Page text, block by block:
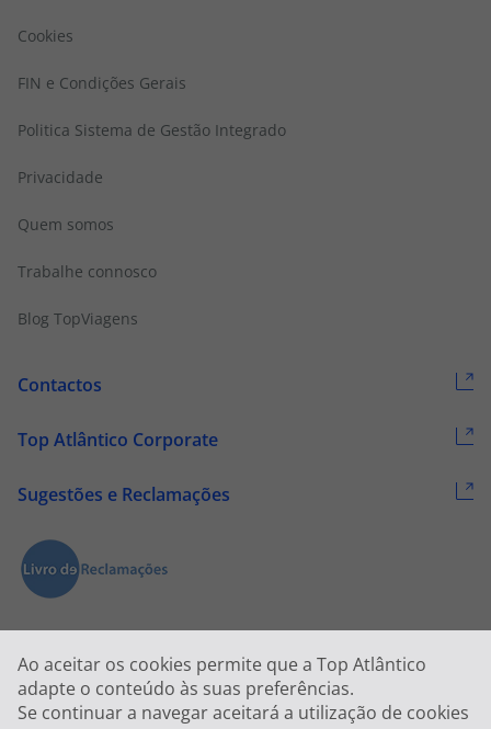
Ao aceitar os cookies permite que a Top Atlântico
adapte o conteúdo às suas preferências.
Se continuar a navegar aceitará a utilização de cookies
Cookies
FIN e Condições Gerais
Politica Sistema de Gestão Integrado
Privacidade
Quem somos
Trabalhe connosco
Blog TopViagens
Contactos
Top Atlântico Corporate
Sugestões e Reclamações